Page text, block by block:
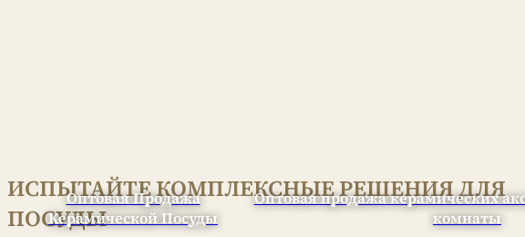
Оптовая Продажа
Керамической Посуды
Оптовая продажа керамических
комнаты
ИСПЫТАЙТЕ КОМПЛЕКСНЫЕ РЕШЕНИЯ ДЛЯ
ПОСУДЫ